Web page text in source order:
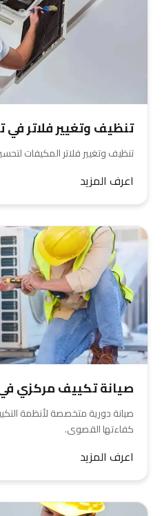
تنظيف وتغيير فلاتر في
تنظيف وتغيير فلاتر المكيفات
اعرف المزيد
صيانة تكييف مركزي
صيانة دورية متخصصة لأنظمة
كفاءتها القصوى.
اعرف المزيد